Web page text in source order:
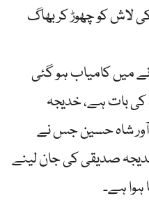
لاش کو چھوڑ کر بھاگ
میں کامیاب ہو گئی
کی بات ہے، خدیجہ
آور شاہ حسین جس نے
خدیجہ صدیقی کی جان لینے
ہے۔